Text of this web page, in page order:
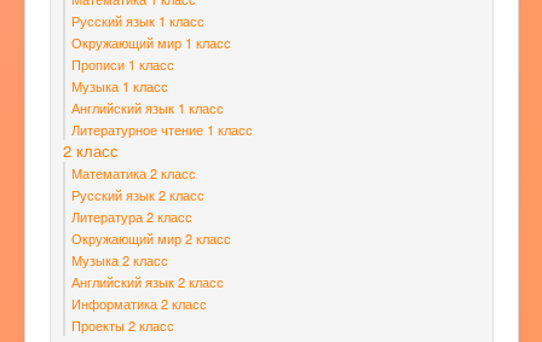
Русский язык 1 класс
Окружающий мир 1 класс
Прописи 1 класс
Музыка 1 класс
Английский язык 1 класс
Литературное чтение 1 класс
2 класс
Математика 2 класс
Русский язык 2 класс
Литература 2 класс
Окружающий мир 2 класс
Музыка 2 класс
Английский язык 2 класс
Информатика 2 класс
Проекты 2 класс